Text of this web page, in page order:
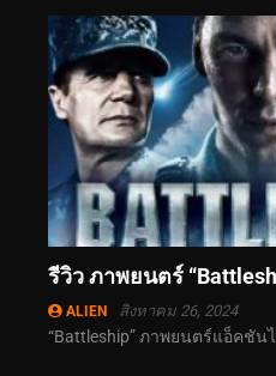
ALIEN สิงหาคม 26, 2024
“Battleship” ภาพยนตร์แอ็คชั